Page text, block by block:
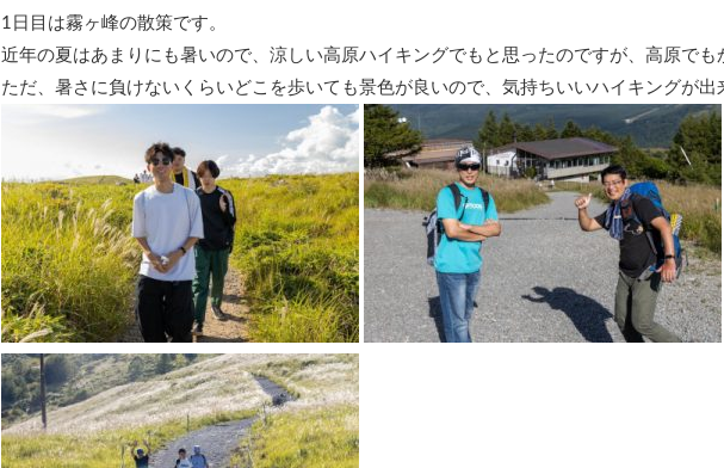
1日目は霧ヶ峰の散策です。
近年の夏はあまりにも暑いので、涼しい高原ハイキングでもと思ったのですが、高原でも
ただ、暑さに負けないくらいどこを歩いても景色が良いので、気持ちいいハイキングが出